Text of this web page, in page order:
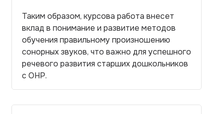
Таким образом, курсова работа внесет
вклад в понимание и развитие методов
обучения правильному произношению
сонорных звуков, что важно для успешного
речевого развития старших дошкольников
с ОНР.